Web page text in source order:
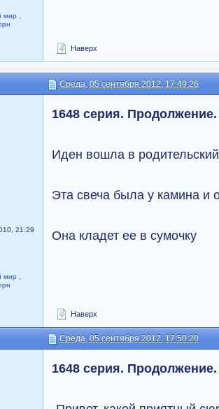
мир
Наверх
Среда, 05 сентября 2012, 17:49:26
21:29
мир
1648 серия. Продолжение.
Иден вошла в
Эта свеча была у камина и
Она кладет ее в сумочку
Наверх
Среда, 05 сентября 2012, 17:50:20
1648 серия. Продолжение.